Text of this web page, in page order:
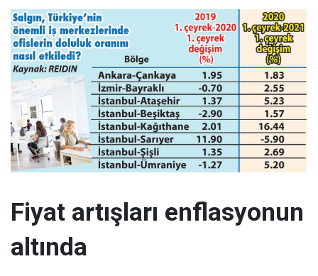
Fiyat artışları enflasyonun
altında